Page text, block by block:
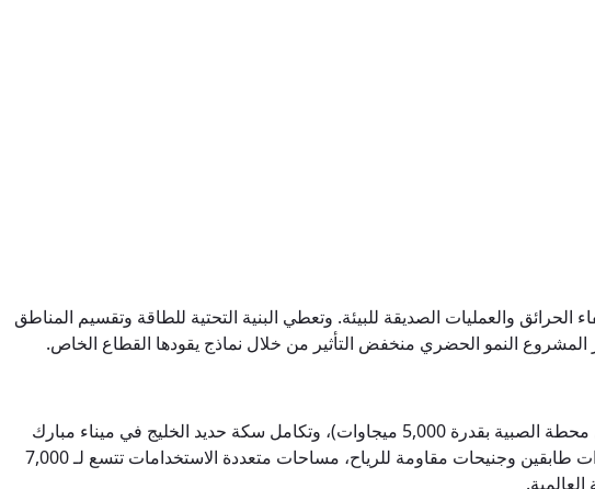
مع محطات إطفاء الحرائق والعمليات الصديقة للبيئة. وتعطي البنية التحتية للطاقة وتقسيم المناطق
المشروع النمو الحضري منخفض التأثير من خلال نماذج يقودها القطاع الخاص.
تشتمل مدينة الحرير على بنية تحتية ذكية متطورة، مثل قنوات الملاحة في المياه العميقة، ومحطات الطاقة عالية القدرة (مثل محطة الصبية بقدرة 5,000 ميجاوات)، وتكامل سكة حديد الخليج في ميناء مبارك
الكبير. سيضم برج مبارك الكبير، وهو ناطحة سحاب ملتوية مقترحة بارتفاع 1,001 متر مزودة بمصاعد ذات طابقين ومصاعد ذات طابقين وجنيحات مقاومة للرياح، مساحات متعددة الاستخدامات تتسع لـ 7,000